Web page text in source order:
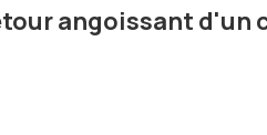
angoissant d'un